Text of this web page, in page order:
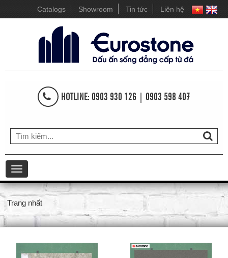
Catalogs Showroom Tin tức Liên hệ
HOTLINE: 0903 930 126 | 0903 598 407
Toggle
navigation
Trang nhất